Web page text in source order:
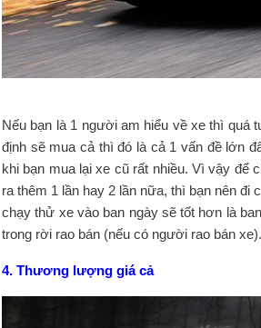
Nếu bạn là 1 người am hiểu về xe thì quá
định sẽ mua cả thì đó là cả 1 vấn đề lớn
khi bạn mua lại xe cũ rất nhiều. Vì vậy để
ra thêm 1 lần hay 2 lần nữa, thì bạn nên
chạy thử xe vào ban ngày sẽ tốt hơn là
trong rời rao bán (nếu có người rao bán xe).
4. Thương lượng giá cả